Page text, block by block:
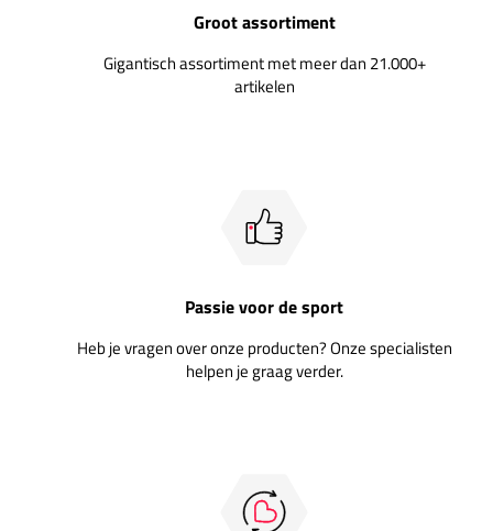
Groot assortiment
Gigantisch assortiment met meer dan 21.000+
artikelen
Passie voor de sport
Heb je vragen over onze producten? Onze specialisten
helpen je graag verder.